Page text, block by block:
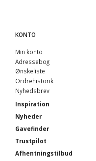
KONTO
Min konto
Adressebog
Ønskeliste
Ordrehistorik
Nyhedsbrev
Inspiration
Nyheder
Gavefinder
Trustpilot
Afhentningstilbud